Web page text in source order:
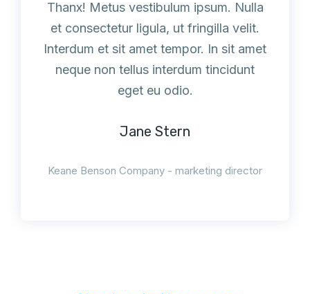
Thanx! Metus vestibulum ipsum. Nulla
et consectetur ligula, ut fringilla velit.
Interdum et sit amet tempor. In sit amet
neque non tellus interdum tincidunt
eget eu odio.
Jane Stern
Keane Benson Company - marketing director